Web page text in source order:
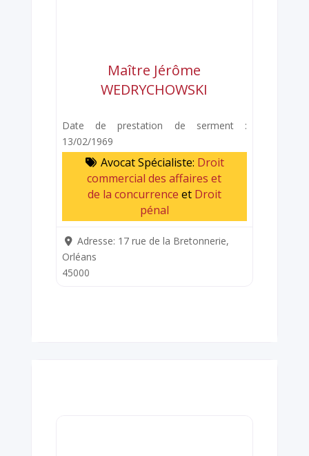
Maître Jérôme
WEDRYCHOWSKI
Date de prestation de serment :
13/02/1969
Avocat Spécialiste: Droit
commercial des affaires et
de la concurrence et Droit
pénal
Adresse: 17 rue de la Bretonnerie,
Orléans
45000